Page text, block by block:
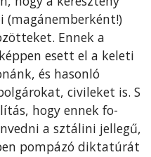
(magán­emberként!)
Ennek a
esett el a keleti
és hasonló
civileket is. S
hogy ennek fo­
a sztálini jellegű,
pompázó diktatúrát